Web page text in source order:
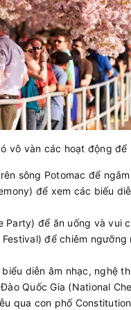
vô vàn các hoạt động
sông Potomac để
để xem các biểu
Party) để ăn uống và
Festival) để chiêm
diễn âm nhạc, nghệ
Quốc Gia (National
qua con phố